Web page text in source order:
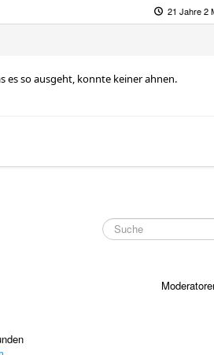
21 Jahre 2
es so ausgeht, konnte keiner ahnen.